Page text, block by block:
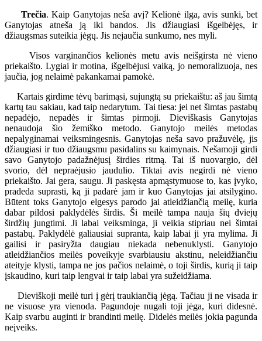
Trečia. Kaip Ganytojas neša avj? Kelionė ilga, avis sunki, bet
Ganytojas atneša ją iki bandos. Jis džiaugiasi išgelbėjęs, ir
džiaugsmas suteikia jėgų. Jis nejaučia sunkumo, nes myli.
Visos varginančios kelionės metu avis neišgirsta nė vieno
priekaišto. Lygiai ir motina, išgelbėjusi vaiką, jo nemoralizuoja, nes
jaučia, jog nelaimė pakankamai pamokė.
Kartais girdime tėvų barimąsi, sujungtą su priekaištu: aš jau šimtą
kartų tau sakiau, kad taip nedarytum. Tai tiesa: jei net šimtas pastabų
nepadėjo, nepadės ir šimtas pirmoji. Dieviškasis Ganytojas
nenaudoja šio žemiško metodo. Ganytojo meilės metodas
nepalyginamai veiksmingesnis. Ganytojas neša savo pražuvėlę, jis
džiaugiasi ir tuo džiaugsmu pasidalins su kaimynais. Nešamoji girdi
savo Ganytojo padažnėjusį širdies ritmą. Tai iš nuovargio, dėl
svorio, dėl nepraėjusio jaudulio. Tiktai avis negirdi nė vieno
priekaišto. Jai gera, saugu. Ji paskęsta apmąstymuose to, kas įvyko,
pradeda suprasti, ką ji padarė jam ir kuo Ganytojas jai atsilygino.
Būtent toks Ganytojo elgesys parodo jai atleidžiančią meilę, kuria
dabar pildosi paklydėlės širdis. Ši meilė tampa nauja šių dviejų
širdžių jungtimi. Ji labai veiksminga, ji veikia stipriau nei šimtai
pastabų. Paklydėlė galiausiai supranta, kaip labai ji yra mylima. Ji
gailisi ir pasiryžta daugiau niekada nebenuklysti. Ganytojo
atleidžiančios meilės poveikyje svarbiausiu akstinu, neleidžiančiu
ateityje klysti, tampa ne jos pačios nelaimė, o toji širdis, kurią ji taip
įskaudino, kuri taip lengvai ir taip labai yra sužeidžiama.
Dieviškoji meilė turi į gėrį traukiančią jėgą. Tačiau ji ne visada ir
ne visuose yra vienoda. Pagundoje nugali toji jėga, kuri didesnė.
Kaip svarbu auginti ir brandinti meilę. Didelės meilės jokia pagunda
neįveiks.